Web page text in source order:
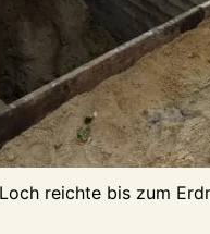
reichte bis zum